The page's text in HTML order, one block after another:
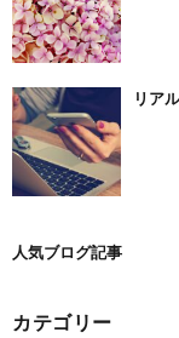
リア
人気ブログ記事
カテゴリー